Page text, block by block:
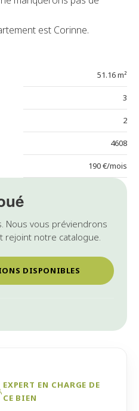
Nous vous préviendrons
rejoint notre catalogue.
DISPONIBLES
est Corinne.
51.16 m²
3
2
4608
190 €/mois
EXPERT EN CHARGE DE
CE BIEN